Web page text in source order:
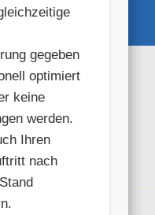
gegeben
optimiert
keine
werden.
Ihren
nach